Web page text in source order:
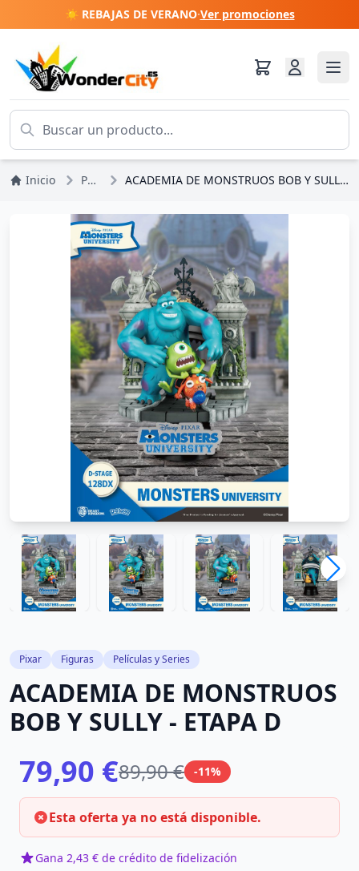
☀️ REBAJAS DE VERANO·Ver promociones
Inicio Pixar ACADEMIA DE MONSTRUOS BOB Y SULLY - ETAPA D
Pixar Figuras Películas y Series
ACADEMIA DE MONSTRUOS
BOB Y SULLY - ETAPA D
79,90 €89,90 € -11%
Esta oferta ya no está disponible.
Gana 2,43 € de crédito de fidelización